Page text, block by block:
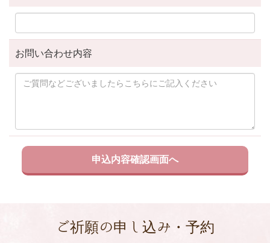
お問い合わせ内容
ご祈願の申し込み・予約